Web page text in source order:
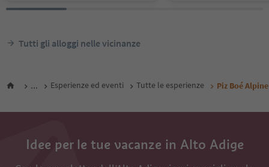
Tutti gli alloggi nelle vicinanze
... Esperienze ed eventi Tutte le esperienze Piz Boé
Idee per le tue vacanze in Alto Adige